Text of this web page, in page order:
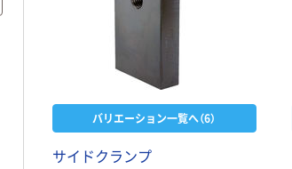
バリエーション一覧へ（6）
サイドクランプ
ル 糸ラーグ E-
8（幅240mm）
260g 水拭きモ
マーク商品
￥840~